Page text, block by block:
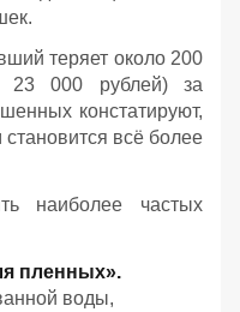
теряет около 200
23 000 рублей) за
констатируют,
всё более
наиболее частых
пленных».
воды,